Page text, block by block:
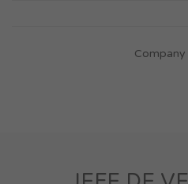
Company